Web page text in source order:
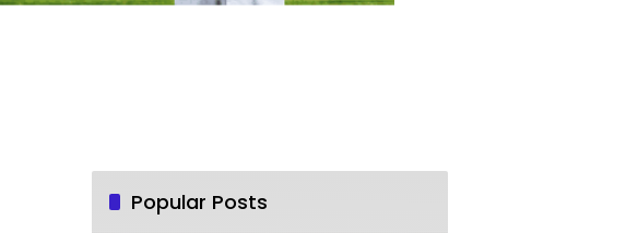
Popular Posts